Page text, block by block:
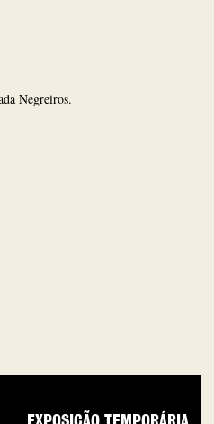
Negreiros.